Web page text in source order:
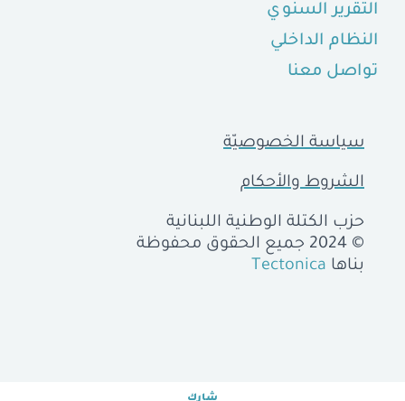
شارك
التقرير السنوي
النظام الداخلي
تواصل معنا
سياسة الخصوصيّة
الشروط والأحكام
حزب الكتلة الوطنية اللبنانية
© 2024 جميع الحقوق محفوظة
بناها Tectonica